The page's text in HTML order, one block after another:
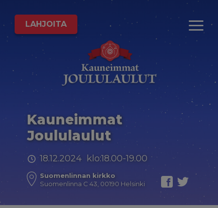
LAHJOITA
Kauneimmat
Joululaulut
18.12.2024 klo:18.00-19.00
Suomenlinnan kirkko
Suomenlinna C 43, 00190 Helsinki